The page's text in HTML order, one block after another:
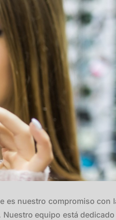
es nuestro compromiso con
Nuestro equipo está